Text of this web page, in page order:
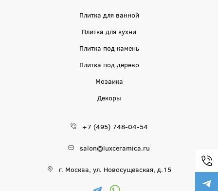
Плитка для ванной
Плитка для кухни
Плитка под камень
Плитка под дерево
Мозаика
Декоры
+7 (495) 748-04-54
salon@luxceramica.ru
г. Москва, ул. Новосущевская, д.15